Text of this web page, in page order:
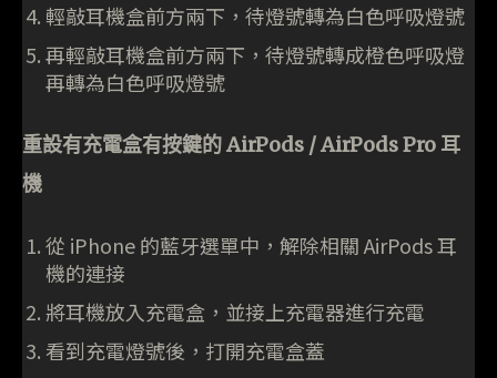
輕敲耳機盒前方兩下，待燈號轉為白色呼吸燈號
再輕敲耳機盒前方兩下，待燈號轉成橙色呼吸燈
再轉為白色呼吸燈號
重設有充電盒有按鍵的 AirPods / AirPods Pro 耳
機
從 iPhone 的藍牙選單中，解除相關 AirPods 耳
機的連接
將耳機放入充電盒，並接上充電器進行充電
看到充電燈號後，打開充電盒蓋